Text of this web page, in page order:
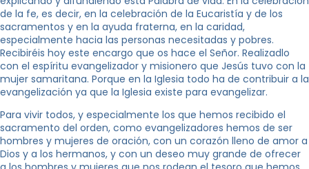
de la fe, es decir, en la celebración de la Eucaristía y de los
sacramentos y en la ayuda fraterna, en la caridad,
especialmente hacia las personas necesitadas y pobres.
Recibiréis hoy este encargo que os hace el Señor. Realizadlo
con el espíritu evangelizador y misionero que Jesús tuvo con la
mujer samaritana. Porque en la Iglesia todo ha de contribuir a la
evangelización ya que la Iglesia existe para evangelizar.
Para vivir todos, y especialmente los que hemos recibido el
sacramento del orden, como evangelizadores hemos de ser
hombres y mujeres de oración, con un corazón lleno de amor a
Dios y a los hermanos, y con un deseo muy grande de ofrecer